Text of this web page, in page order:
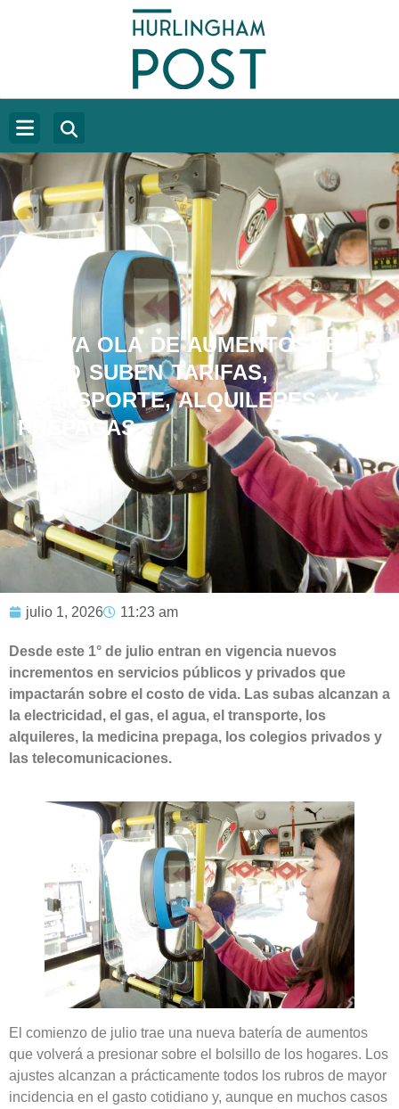
NUEVA OLA DE AUMENTOS: EN
JULIO SUBEN TARIFAS,
TRANSPORTE, ALQUILERES Y
PREPAGAS
julio 1, 2026 11:23 am
Desde este 1° de julio entran en vigencia nuevos
incrementos en servicios públicos y privados que
impactarán sobre el costo de vida. Las subas alcanzan a
la electricidad, el gas, el agua, el transporte, los
alquileres, la medicina prepaga, los colegios privados y
las telecomunicaciones.
El comienzo de julio trae una nueva batería de aumentos
que volverá a presionar sobre el bolsillo de los hogares. Los
ajustes alcanzan a prácticamente todos los rubros de mayor
incidencia en el gasto cotidiano y, aunque en muchos casos